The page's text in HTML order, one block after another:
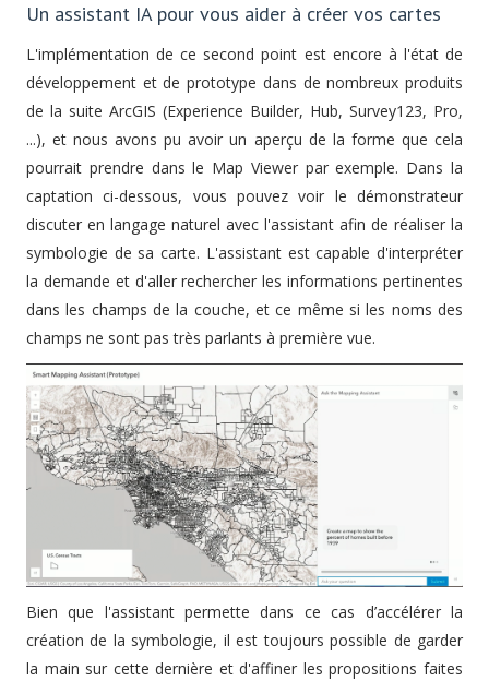
Un assistant IA pour vous aider à créer vos cartes
L'implémentation de ce second point est encore à l'état de
développement et de prototype dans de nombreux produits
de la suite ArcGIS (Experience Builder, Hub, Survey123, Pro,
...), et nous avons pu avoir un aperçu de la forme que cela
pourrait prendre dans le Map Viewer par exemple. Dans la
captation ci-dessous, vous pouvez voir le démonstrateur
discuter en langage naturel avec l'assistant afin de réaliser la
symbologie de sa carte. L'assistant est capable d'interpréter
la demande et d'aller rechercher les informations pertinentes
dans les champs de la couche, et ce même si les noms des
champs ne sont pas très parlants à première vue.
Bien que l'assistant permette dans ce cas d’accélérer la
création de la symbologie, il est toujours possible de garder
la main sur cette dernière et d'affiner les propositions faites